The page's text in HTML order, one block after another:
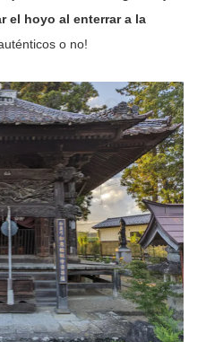
el hoyo al enterrar a la
o no!